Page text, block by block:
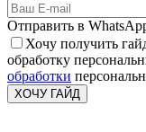
Отправить в
Хочу получить
обработку
обработки
ХОЧУ ГАЙД